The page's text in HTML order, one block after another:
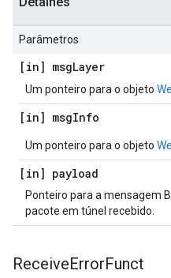
Parâmetros
[in] msgLayer
Um ponteiro para o objeto
[in] msgInfo
Um ponteiro para o objeto
[in] payload
Ponteiro para a mensagem
pacote em túnel recebido.
ReceiveErrorFunct